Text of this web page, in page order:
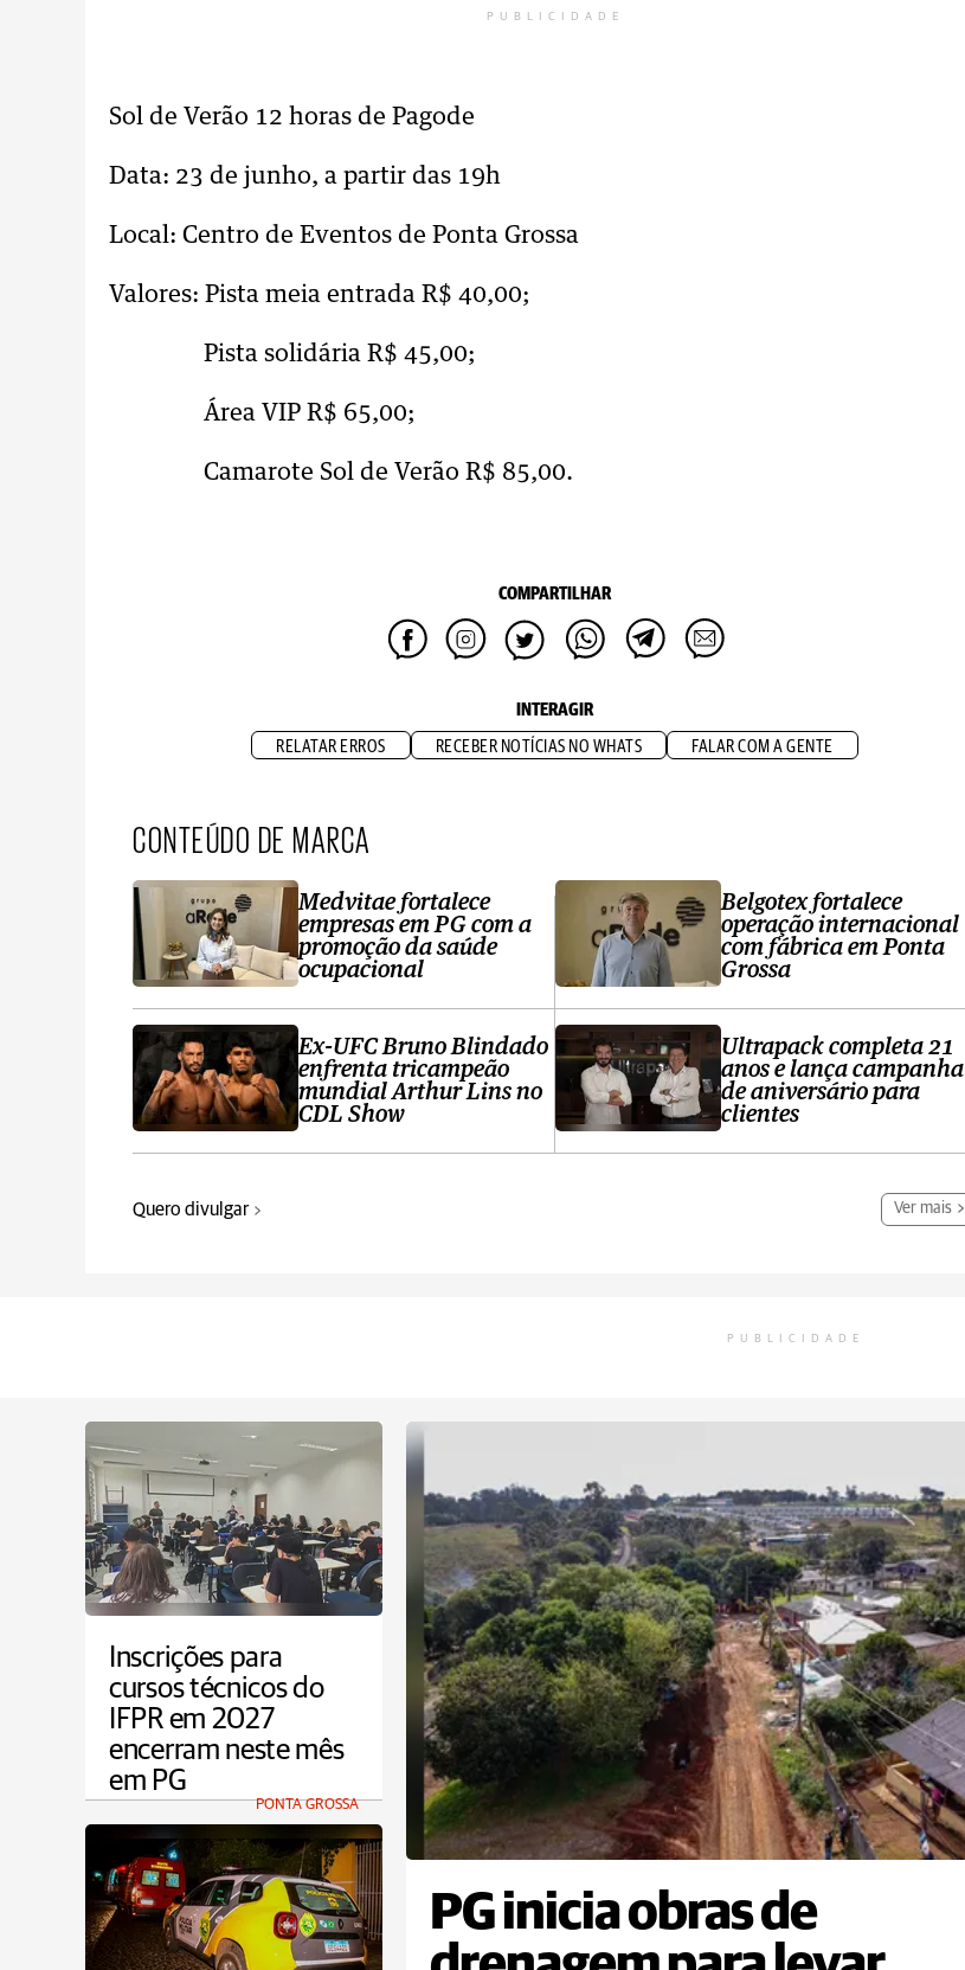
PUBLICIDADE
Sol de Verão 12 horas de Pagode
Data: 23 de junho, a partir das 19h
Local: Centro de Eventos de Ponta Grossa
Valores: Pista meia entrada R$ 40,00;
Pista solidária R$ 45,00;
Área VIP R$ 65,00;
Camarote Sol de Verão R$ 85,00.
COMPARTILHAR
INTERAGIR
RELATAR ERROS RECEBER NOTÍCIAS NO WHATS FALAR COM A GENTE
CONTEÚDO DE MARCA
Medvitae fortalece
empresas em PG com a
promoção da saúde
ocupacional
Ex-UFC Bruno Blindado
enfrenta tricampeão
mundial Arthur Lins no
CDL Show
Belgotex fortalece
operação internacional
com fábrica em Ponta
Grossa
Ultrapack completa 21
anos e lança campanha
de aniversário para
clientes
Quero divulgar Ver mais
PUBLICIDADE
Inscrições para
cursos técnicos do
IFPR em 2027
encerram neste mês
em PG
PONTA GROSSA
PG inicia obras de